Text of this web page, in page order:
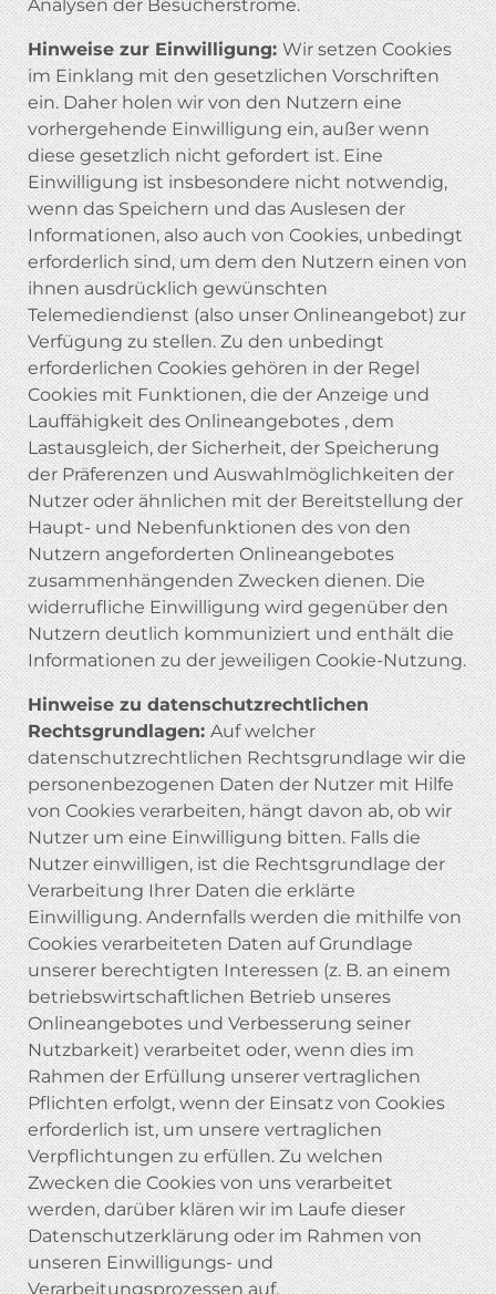
Analysen der Besucherströme.
Hinweise zur Einwilligung:Wir setzen Cookies
im Einklang mit den gesetzlichen Vorschriften
ein. Daher holen wir von den Nutzern eine
vorhergehende Einwilligung ein, außer wenn
diese gesetzlich nicht gefordert ist. Eine
Einwilligung ist insbesondere nicht notwendig,
wenn das Speichern und das Auslesen der
Informationen, also auch von Cookies, unbedingt
erforderlich sind, um dem den Nutzern einen von
ihnen ausdrücklich gewünschten
Telemediendienst (also unser Onlineangebot) zur
Verfügung zu stellen. Zu den unbedingt
erforderlichen Cookies gehören in der Regel
Cookies mit Funktionen, die der Anzeige und
Lauffähigkeit des Onlineangebotes , dem
Lastausgleich, der Sicherheit, der Speicherung
der Präferenzen und Auswahlmöglichkeiten der
Nutzer oder ähnlichen mit der Bereitstellung der
Haupt- und Nebenfunktionen des von den
Nutzern angeforderten Onlineangebotes
zusammenhängenden Zwecken dienen. Die
widerrufliche Einwilligung wird gegenüber den
Nutzern deutlich kommuniziert und enthält die
Informationen zu der jeweiligen Cookie-Nutzung.
Hinweise zu datenschutzrechtlichen
Rechtsgrundlagen:Auf welcher
datenschutzrechtlichen Rechtsgrundlage wir die
personenbezogenen Daten der Nutzer mit Hilfe
von Cookies verarbeiten, hängt davon ab, ob wir
Nutzer um eine Einwilligung bitten. Falls die
Nutzer einwilligen, ist die Rechtsgrundlage der
Verarbeitung Ihrer Daten die erklärte
Einwilligung. Andernfalls werden die mithilfe von
Cookies verarbeiteten Daten auf Grundlage
unserer berechtigten Interessen (z. B. an einem
betriebswirtschaftlichen Betrieb unseres
Onlineangebotes und Verbesserung seiner
Nutzbarkeit) verarbeitet oder, wenn dies im
Rahmen der Erfüllung unserer vertraglichen
Pflichten erfolgt, wenn der Einsatz von Cookies
erforderlich ist, um unsere vertraglichen
Verpflichtungen zu erfüllen. Zu welchen
Zwecken die Cookies von uns verarbeitet
werden, darüber klären wir im Laufe dieser
Datenschutzerklärung oder im Rahmen von
unseren Einwilligungs- und
Verarbeitungsprozessen auf.